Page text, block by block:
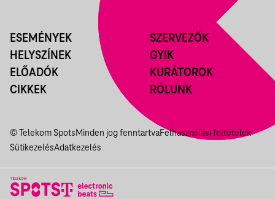
ESEMÉNYEK
HELYSZÍNEK
ELŐADÓK
CIKKEK
SZERVEZŐK
GYIK
KURÁTOROK
RÓLUNK
© Telekom SpotsMinden jog fenntartvaFelhasználási feltételek
SütikezelésAdatkezelés